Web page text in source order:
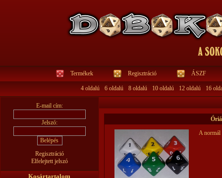
Termékek Regisztráció ÁSZF
4 oldalú 6 oldalú 8 oldalú 10 oldalú 12 oldalú 16
E-mail cím:
Jelszó:
Regisztráció
Elfelejtett jelszó
Kosártartalom
A normál